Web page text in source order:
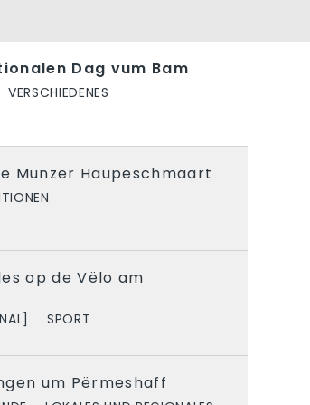
Dag vum Bam
VERSCHIEDENES
Munzer Haupeschmaart
op de Vëlo am
SPORT
um Përmeshaff